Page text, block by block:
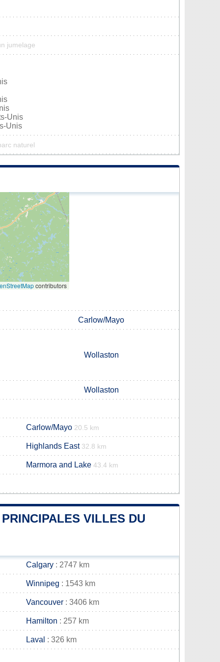
jumelage
Unis
Unis
naturel
contributors
Carlow/Mayo
Wollaston
Wollaston
Carlow/Mayo 20.5 km
Highlands East 32.8 km
Marmora and Lake 43.4 km
VILLES DU
Calgary : 2747 km
Winnipeg : 1543 km
Vancouver : 3406 km
Hamilton : 257 km
Laval : 326 km